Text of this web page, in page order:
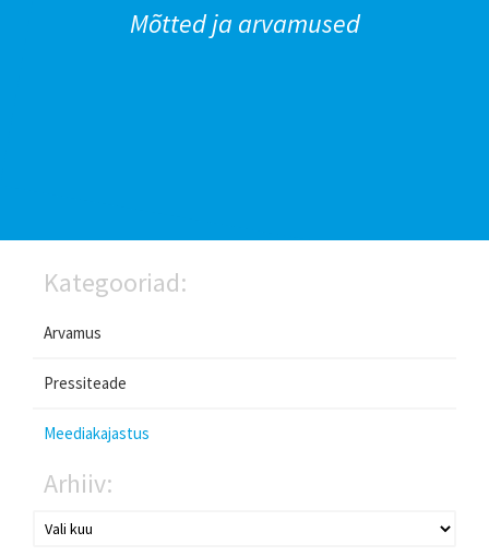
Mõtted ja arvamused
Kategooriad:
Arvamus
Pressiteade
Meediakajastus
Arhiiv: